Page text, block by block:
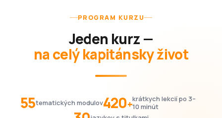
PROGRAM KURZU
Jeden kurz —
na celý kapitánsky život
55tematických modulov420+krátkych lekcií po 3–
10 minút